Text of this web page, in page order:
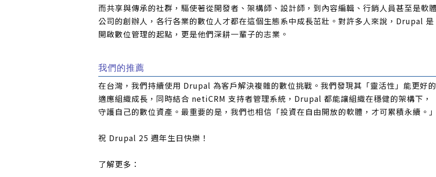
而共享與傳承的社群，驅使著從開發者、架構師、設計師，到內容編輯、行銷人員甚至是軟
公司的創辦人，各行各業的數位人才都在這個生態系中成長茁壯。對許多人來說，Drupal 是
開啟數位管理的起點，更是他們深耕一輩子的志業。
我們的推薦
在台灣，我們持續使用 Drupal 為客戶解決複雜的數位挑戰。我們發現其「靈活性」能更好的
適應組織成長，同時結合 netiCRM 支持者管理系統，Drupal 都能讓組織在穩健的架構下，
守護自己的數位資產。最重要的是，我們也相信「投資在自由開放的軟體，才可累積永續。
祝 Drupal 25 週年生日快樂！
了解更多：